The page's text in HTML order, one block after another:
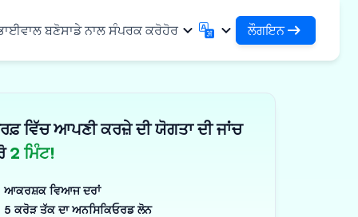
ਅਤੇ ਉਦਯੋਗਿਕ
ਬਣੋਸਾਡੇ ਨਾਲ ਸੰਪਰਕ ਕਰੋਹੋਰ
हिन्दी
ଓଡ଼ିଆ
বাংলা
ਲੌਗਇਨ
DSA ਵਜੋਂ ਲੌਗਇਨ ਕਰੋ
ਵਿੱਚ ਆਪਣੀ ਕਰਜ਼ੇ ਦੀ ਯੋਗਤਾ ਦੀ ਜਾਂਚ
2 ਮਿੰਟ!
ਆਕਰਸ਼ਕ ਵਿਆਜ ਦਰਾਂ
5 ਕਰੋੜ ਤੱਕ ਦਾ ਅਨਸਿਕਿਓਰਡ ਲੋਨ